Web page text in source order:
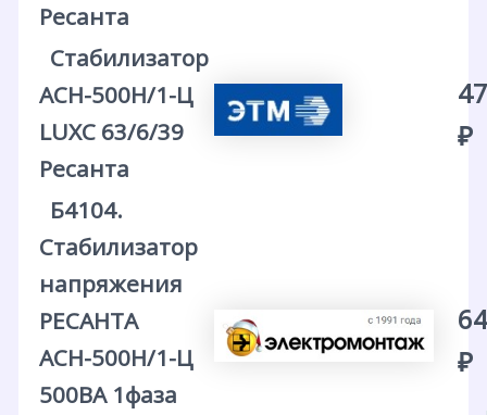
Ресанта
Стабилизатор
АСН-500Н/1-Ц
LUXС 63/6/39
Ресанта
₽
Б4104.
Стабилизатор
напряжения
РЕСАНТА
АСН-500Н/1-Ц
500ВА 1фаза
₽